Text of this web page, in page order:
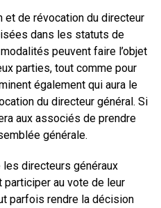
de révocation du directeur
dans les statuts de
peuvent faire l’objet
parties, tout comme pour
également qui aura le
du directeur général. Si
aux associés de prendre
générale.
directeurs généraux
participer au vote de leur
parfois rendre la décision